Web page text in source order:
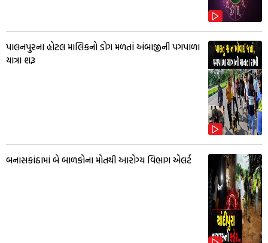
પાલનપુરના હોટલ માલિકનો ડોગ મળતાં અંબાજીની પગપાળા
યાત્રા શરૂ
બનાસકાંઠામાં બે બાળકોના મોતથી આરોગ્ય વિભાગ એલર્ટ